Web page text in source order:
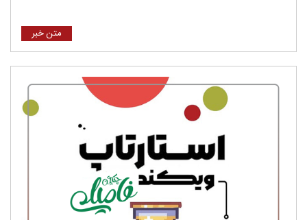
متن خبر